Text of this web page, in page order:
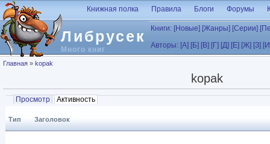
Перейти к основному содержанию
Либрусек
Много книг
Книжная полка Правила Блоги Форумы
Книги: [Новые] [Жанры] [Серии]
Авторы: [А] [Б] [В] [Г] [Д] [Е] [Ж] [З]
Вы здесь
Главная » kopak
kopak
Главные вкладки
Просмотр Активность
Тип Заголовок